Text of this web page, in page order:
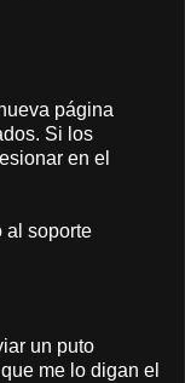
página
Si los
en el
al soporte
un puto
me lo digan el